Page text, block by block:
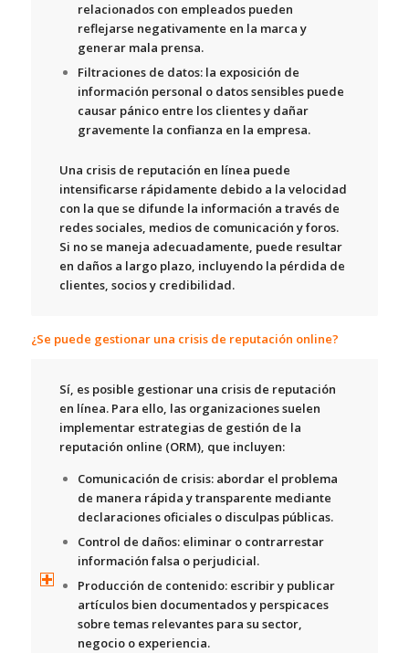
relacionados con empleados pueden
reflejarse negativamente en la marca y
generar mala prensa.
Filtraciones de datos:la exposición de
información personal o datos sensibles puede
causar pánico entre los clientes y dañar
gravemente la confianza en la empresa.
Una crisis de reputación en línea puede
intensificarse rápidamente debido a la velocidad
con la que se difunde la información a través de
redes sociales, medios de comunicación y foros.
Si no se maneja adecuadamente, puede resultar
en daños a largo plazo, incluyendo la pérdida de
clientes, socios y credibilidad.
¿Se puede gestionar una crisis de reputación online?
Sí, es posible gestionar una crisis de reputación
en línea. Para ello, las organizaciones suelen
implementar estrategias de gestión de la
reputación online (ORM), que incluyen:
Comunicación de crisis:abordar el problema
de manera rápida y transparente mediante
declaraciones oficiales o disculpas públicas.
Control de daños:eliminar o contrarrestar
información falsa o perjudicial.
Producción de contenido:escribir y publicar
artículos bien documentados y perspicaces
sobre temas relevantes para su sector,
negocio o experiencia.